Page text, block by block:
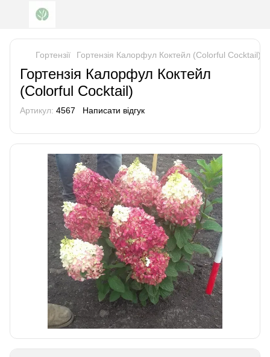
Гортензії Гортензія Калорфул Коктейл (Colorful Cocktail)
Гортензія Калорфул Коктейл
(Colorful Cocktail)
Артикул: 4567 Написати відгук